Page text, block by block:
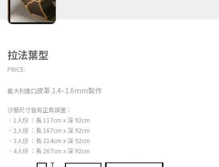
拉法葉型
PRICE:
義大利進口皮革 1.4~1.6mm製作
沙發尺寸皆有正負誤差：
．1人份 ：長 117cm x 深 92cm
．2人份 ：長 167cm x 深 92cm
．3人份 ：長 214cm x 深 92cm
．4人份 ：長 267cm x 深 92cm